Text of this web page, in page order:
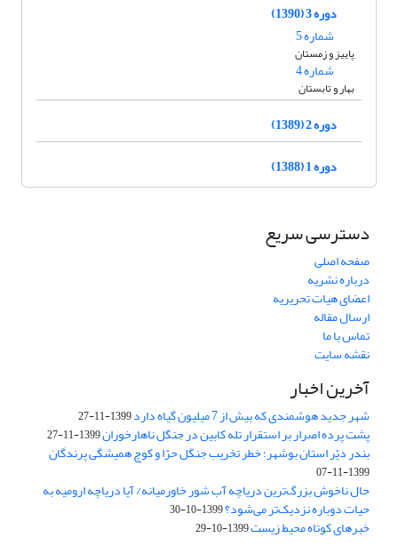
دوره 3 (1390)
شماره 5
پاییز و زمستان
شماره 4
بهار و تابستان
دوره 2 (1389)
دوره 1 (1388)
دسترسی سریع
صفحه اصلی
درباره نشریه
اعضای هیات تحریریه
ارسال مقاله
تماس با ما
نقشه سایت
آخرین اخبار
شهر جدید هوشمندی که بیش از 7 میلیون گیاه دارد 1399-11-27
پشت پرده اصرار بر استقرار تله کابین در جنگل ناهارخوران1399-11-27
بندر دیّر استان بوشهر؛ خطر تخریب جنگل‌ حرّا و کوچ همیشگی پرندگان
1399-11-07
حال ناخوش بزرگ‌ترین دریاچه آب شور ‌خاور‌میانه/‌ آیا دریاچه ارومیه به
حیات دوباره نزدیک‌تر می‌شود؟1399-10-30
خبرهای کوتاه محیط زیست1399-10-29